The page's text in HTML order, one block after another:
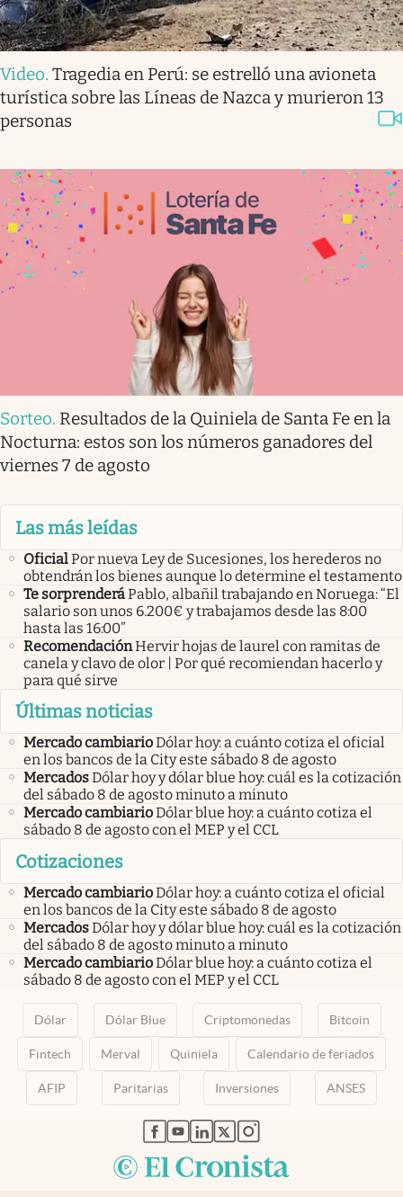
Video. Tragedia en Perú: se estrelló una avioneta
turística sobre las Líneas de Nazca y murieron 13
personas
Sorteo. Resultados de la Quiniela de Santa Fe en la
Nocturna: estos son los números ganadores del
viernes 7 de agosto
Las más leídas
OficialPor nueva Ley de Sucesiones, los herederos no
obtendrán los bienes aunque lo determine el testamento
Te sorprenderáPablo, albañil trabajando en Noruega: “El
salario son unos 6.200€ y trabajamos desde las 8:00
hasta las 16:00”
RecomendaciónHervir hojas de laurel con ramitas de
canela y clavo de olor | Por qué recomiendan hacerlo y
para qué sirve
Últimas noticias
Mercado cambiarioDólar hoy: a cuánto cotiza el oficial
en los bancos de la City este sábado 8 de agosto
MercadosDólar hoy y dólar blue hoy: cuál es la cotización
del sábado 8 de agosto minuto a minuto
Mercado cambiarioDólar blue hoy: a cuánto cotiza el
sábado 8 de agosto con el MEP y el CCL
Cotizaciones
Mercado cambiarioDólar hoy: a cuánto cotiza el oficial
en los bancos de la City este sábado 8 de agosto
MercadosDólar hoy y dólar blue hoy: cuál es la cotización
del sábado 8 de agosto minuto a minuto
Mercado cambiarioDólar blue hoy: a cuánto cotiza el
sábado 8 de agosto con el MEP y el CCL
Dólar Dólar Blue Criptomonedas Bitcoin
Fintech Merval Quiniela Calendario de feriados
AFIP Paritarias Inversiones ANSES
abre en nueva pestaña
abre en nueva pestaña
abre en nueva pestaña
abre en nueva pestaña
abre en nueva pestaña